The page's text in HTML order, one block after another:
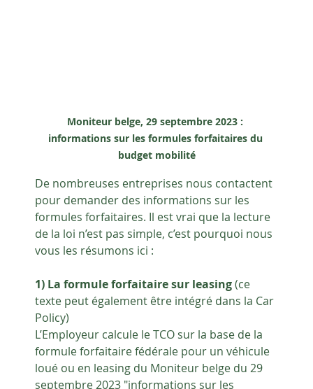
Moniteur belge, 29 septembre 2023 :
informations sur les formules forfaitaires du
budget mobilité
De nombreuses entreprises nous contactent
pour demander des informations sur les
formules forfaitaires. Il est vrai que la lecture
de la loi n’est pas simple, c’est pourquoi nous
vous les résumons ici :
1) La formule forfaitaire sur leasing (ce
texte peut également être intégré dans la Car
Policy)
L’Employeur calcule le TCO sur la base de la
formule forfaitaire fédérale pour un véhicule
loué ou en leasing du Moniteur belge du 29
septembre 2023 "informations sur les